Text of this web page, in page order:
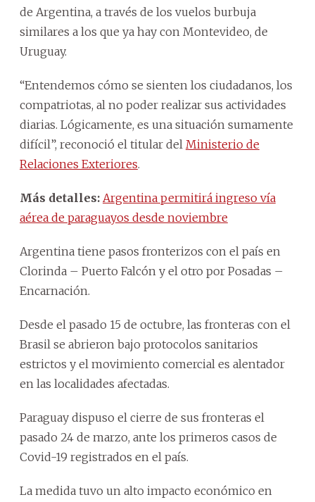
de Argentina, a través de los vuelos burbuja
similares a los que ya hay con Montevideo, de
Uruguay.
“Entendemos cómo se sienten los ciudadanos, los
compatriotas, al no poder realizar sus actividades
diarias. Lógicamente, es una situación sumamente
difícil”, reconoció el titular del Ministerio de
Relaciones Exteriores.
Más detalles: Argentina permitirá ingreso vía
aérea de paraguayos desde noviembre
Argentina tiene pasos fronterizos con el país en
Clorinda – Puerto Falcón y el otro por Posadas –
Encarnación.
Desde el pasado 15 de octubre, las fronteras con el
Brasil se abrieron bajo protocolos sanitarios
estrictos y el movimiento comercial es alentador
en las localidades afectadas.
Paraguay dispuso el cierre de sus fronteras el
pasado 24 de marzo, ante los primeros casos de
Covid-19 registrados en el país.
La medida tuvo un alto impacto económico en